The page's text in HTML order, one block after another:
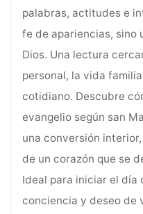
palabras, actitudes e
fe de apariencias, sino
Dios. Una lectura
personal, la vida
cotidiano. Descubre
evangelio según san
una conversión
de un corazón que se
Ideal para iniciar el día
conciencia y deseo de